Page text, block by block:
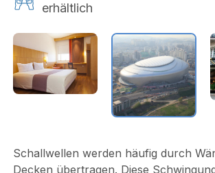
erhältlich
Schallwellen werden häufig durch
Decken übertragen. Diese